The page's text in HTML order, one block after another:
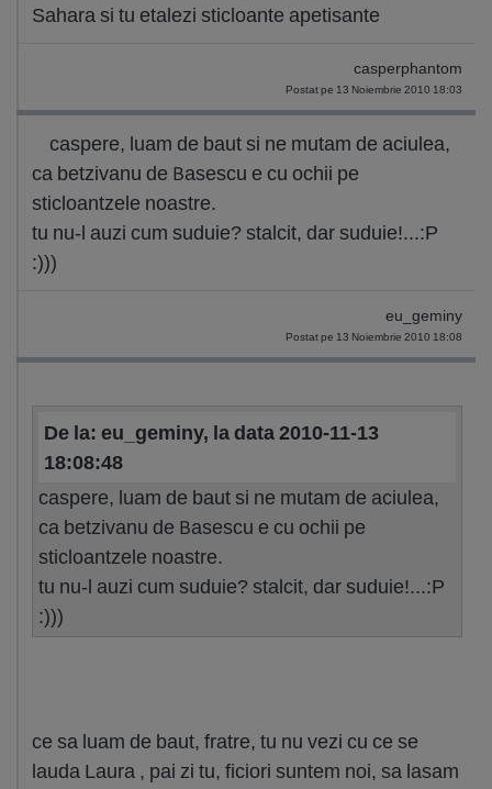
Sahara si tu etalezi sticloante apetisante
casperphantom
Postat pe 13 Noiembrie 2010 18:03
caspere, luam de baut si ne mutam de aciulea,
ca betzivanu de Basescu e cu ochii pe
sticloantzele noastre.
tu nu-l auzi cum suduie? stalcit, dar suduie!...:P
:)))
eu_geminy
Postat pe 13 Noiembrie 2010 18:08
De la: eu_geminy, la data 2010-11-13
18:08:48
caspere, luam de baut si ne mutam de aciulea,
ca betzivanu de Basescu e cu ochii pe
sticloantzele noastre.
tu nu-l auzi cum suduie? stalcit, dar suduie!...:P
:)))
ce sa luam de baut, fratre, tu nu vezi cu ce se
lauda Laura , pai zi tu, ficiori suntem noi, sa lasam